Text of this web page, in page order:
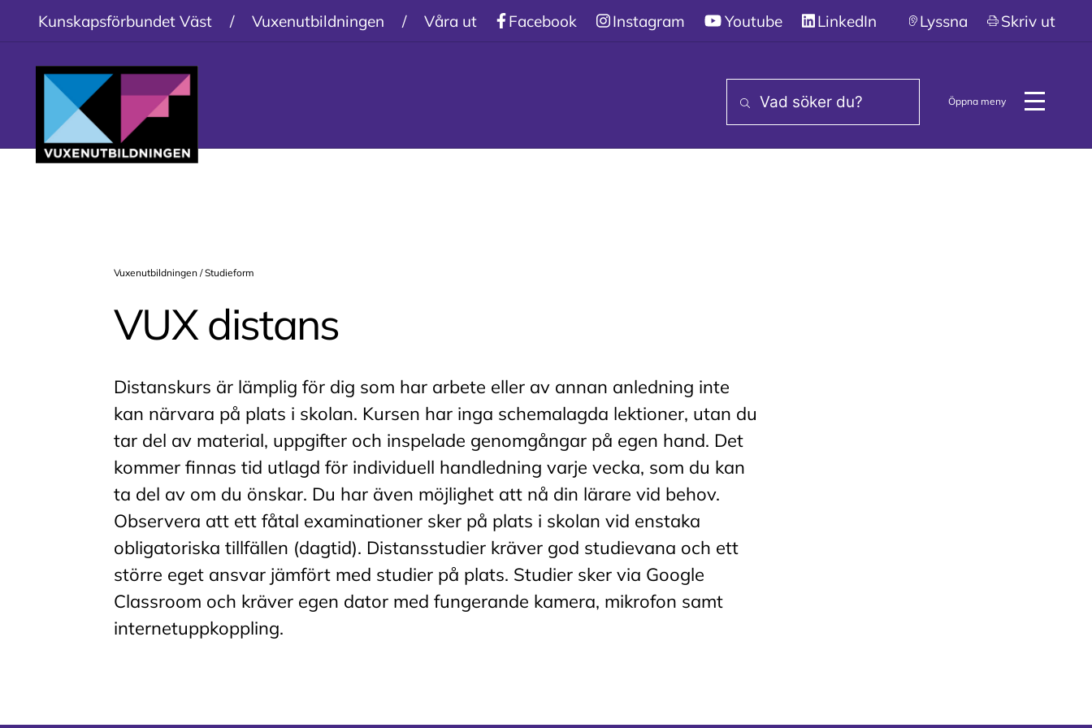
Kunskapsförbundet Väst / Vuxenutbildningen / Våra utbildningar / Studieform:VUX distans
Facebook Instagram Youtube LinkedIn Lyssna Skriv ut
Öppna meny
Vuxenutbildningen / Studieform
VUX distans
Distanskurs är lämplig för dig som har arbete eller av annan anledning inte
kan närvara på plats i skolan. Kursen har inga schemalagda lektioner, utan du
tar del av material, uppgifter och inspelade genomgångar på egen hand. Det
kommer finnas tid utlagd för individuell handledning varje vecka, som du kan
ta del av om du önskar. Du har även möjlighet att nå din lärare vid behov.
Observera att ett fåtal examinationer sker på plats i skolan vid enstaka
obligatoriska tillfällen (dagtid). Distansstudier kräver god studievana och ett
större eget ansvar jämfört med studier på plats. Studier sker via Google
Classroom och kräver egen dator med fungerande kamera, mikrofon samt
internetuppkoppling.